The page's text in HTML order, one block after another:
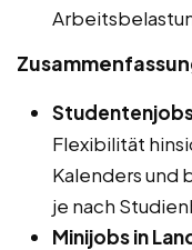
Flexibilität
Kalenders und
je nach
Minijobs in